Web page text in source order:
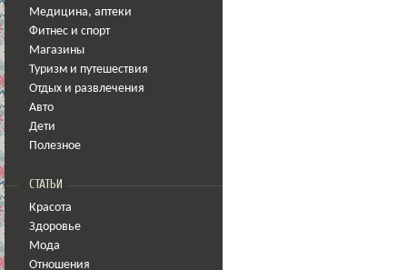
Медицина, аптеки
Фитнес и спорт
Магазины
Туризм и путешествия
Отдых и развлечения
Авто
Дети
Полезное
СТАТЬИ
Красота
Здоровье
Мода
Отношения